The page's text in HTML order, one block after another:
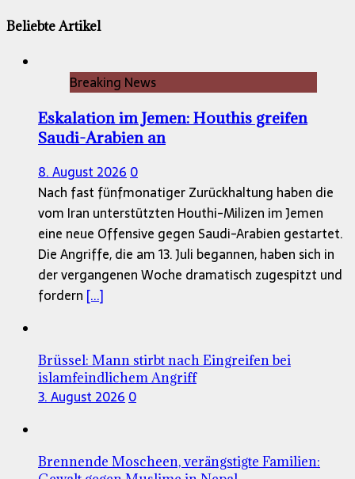
Beliebte Artikel
Breaking News
Eskalation im Jemen: Houthis greifen
Saudi-Arabien an
8. August 20260
Nach fast fünfmonatiger Zurückhaltung haben die
vom Iran unterstützten Houthi-Milizen im Jemen
eine neue Offensive gegen Saudi-Arabien gestartet.
Die Angriffe, die am 13. Juli begannen, haben sich in
der vergangenen Woche dramatisch zugespitzt und
fordern [...]
Brüssel: Mann stirbt nach Eingreifen bei
islamfeindlichem Angriff
3. August 20260
Brennende Moscheen, verängstigte Familien: